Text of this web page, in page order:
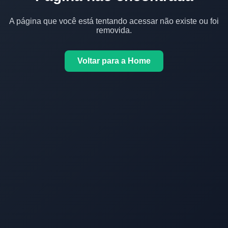
A página que você está tentando acessar não existe ou foi
removida.
Voltar para a Home